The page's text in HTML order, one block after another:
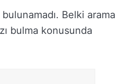
bulunamadı. Belki arama
bulma konusunda